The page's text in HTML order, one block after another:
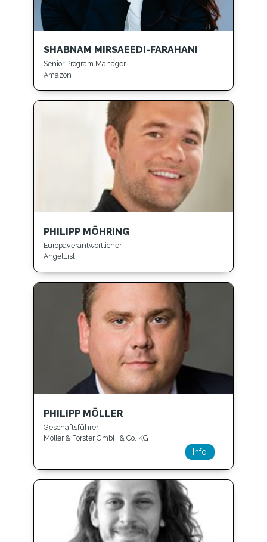
SHABNAM MIRSAEEDI-FARAHANI
Senior Program Manager
Amazon
PHILIPP MÖHRING
Europaverantwortlicher
AngelList
PHILIPP MÖLLER
Geschäftsführer
Möller & Förster GmbH & Co. KG
Info